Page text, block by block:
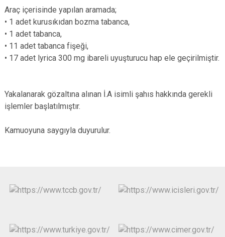
Araç içerisinde yapılan aramada;
• 1 adet kurusıkıdan bozma tabanca,
• 1 adet tabanca,
• 11 adet tabanca fişeği,
• 17 adet lyrica 300 mg ibareli uyuşturucu hap ele geçirilmiştir.
Yakalanarak gözaltına alınan İ.A isimli şahıs hakkında gerekli
işlemler başlatılmıştır.
Kamuoyuna saygıyla duyurulur.